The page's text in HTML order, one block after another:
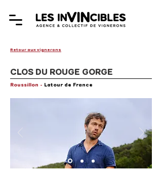
Retour aux vignerons
CLOS DU ROUGE GORGE
Roussillon - Latour de France